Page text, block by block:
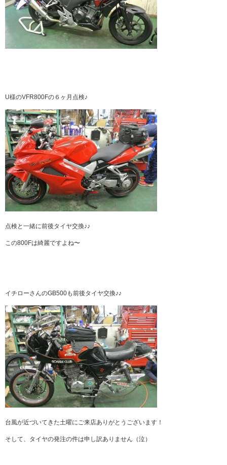
U様のVFR800Fの６ヶ月点検♪
点検と一緒に前後タイヤ交換♪♪
この800Fは綺麗ですよね〜
イチローさんのGB500も前後タイヤ交換♪♪
台風が近づいてきた土曜にご来店ありがとうございます！
そして、タイヤの発注の件は申し訳ありません（泣）